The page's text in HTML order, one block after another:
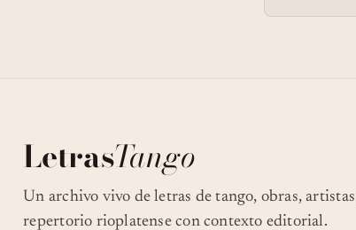
LetrasTango
Un archivo vivo de letras de tango, obras,
repertorio rioplatense con contexto editorial.